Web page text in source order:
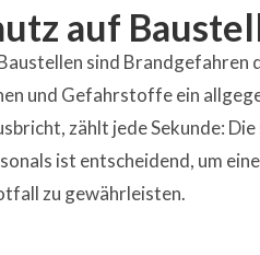
auf
sind Brandgefahren
und Gefahrstoffe ein
zählt jede Sekunde:
ist entscheidend, um
zu gewährleisten.